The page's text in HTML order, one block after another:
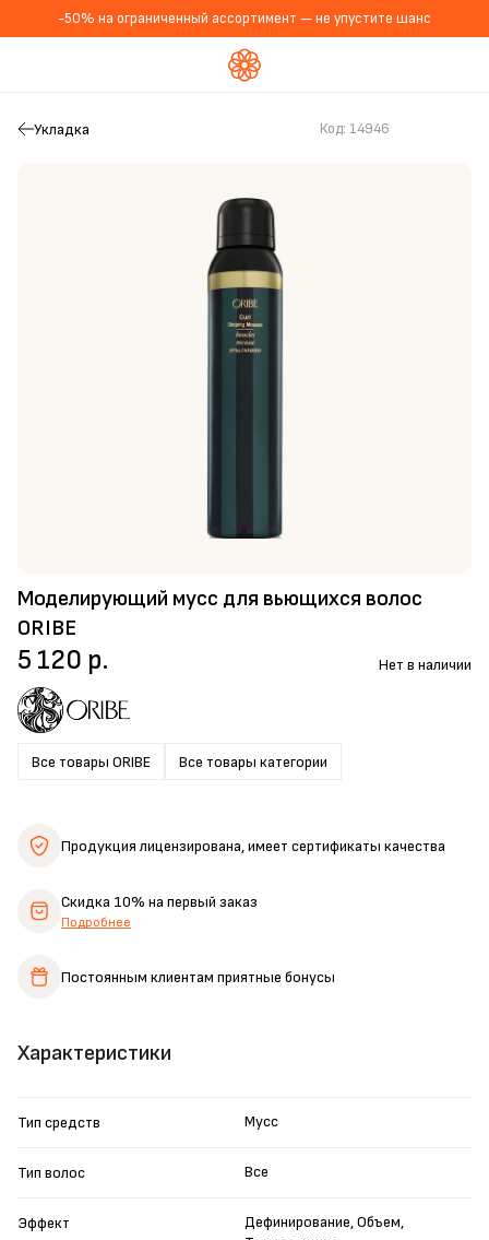
-50% на ограниченный ассортимент — не упустите шанс
Укладка
Моделирующий мусс для вьющихся волос
ORIBE
Код: 14946
Все товары ORIBE Все товары категории
5 120 р. Нет в наличии
Характеристики
Тип средств Мусс
Тип волос Все
Эффект
Дефинирование, Объем,
Продукция лицензирована,имеет сертификаты качества
Скидка 10% на первый заказ
Подробнее
Постоянным клиентам приятные бонусы